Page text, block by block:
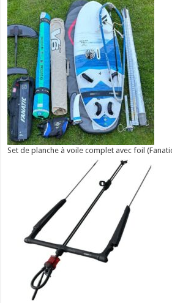
Set de planche à voile complet avec foil